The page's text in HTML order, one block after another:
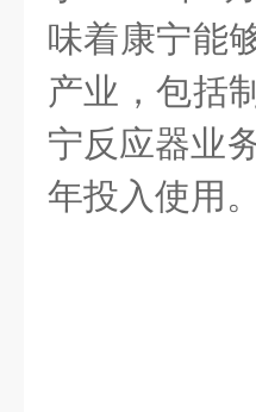
味着康宁能
产业，包括
宁反应器业
年投入使用。